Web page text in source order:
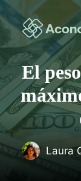
Saltar
al
contenido
El
Laura